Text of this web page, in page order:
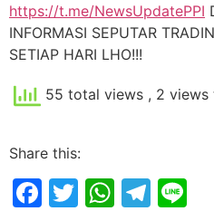
https://t.me/NewsUpdatePPI
INFORMASI SEPUTAR
SETIAP HARI LHO!!!
55 total views , 2 views
Share this:
Facebook
Twitter